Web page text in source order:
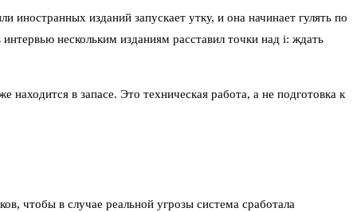
изданий запускает утку, и она начинает гулять по
нескольким изданиям расставил точки над i: ждать
находится в запасе. Это техническая работа, а не подготовка к
чтобы в случае реальной угрозы система сработала